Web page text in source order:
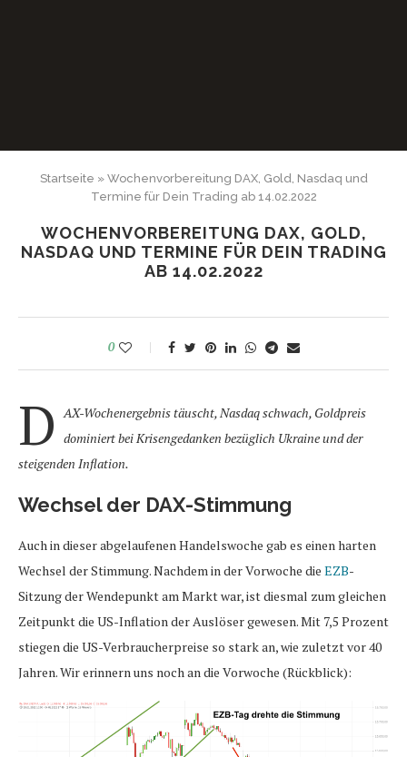
Startseite » Wochenvorbereitung DAX, Gold, Nasdaq und
Termine für Dein Trading ab 14.02.2022
WOCHENVORBEREITUNG DAX, GOLD,
NASDAQ UND TERMINE FÜR DEIN TRADING
AB 14.02.2022
0
D
AX-Wochenergebnis täuscht, Nasdaq schwach, Goldpreis
dominiert bei Krisengedanken bezüglich Ukraine und der
steigenden Inflation.
Wechsel der DAX-Stimmung
Auch in dieser abgelaufenen Handelswoche gab es einen harten
Wechsel der Stimmung. Nachdem in der Vorwoche die EZB-
Sitzung der Wendepunkt am Markt war, ist diesmal zum gleichen
Zeitpunkt die US-Inflation der Auslöser gewesen. Mit 7,5 Prozent
stiegen die US-Verbraucherpreise so stark an, wie zuletzt vor 40
Jahren. Wir erinnern uns noch an die Vorwoche (Rückblick):